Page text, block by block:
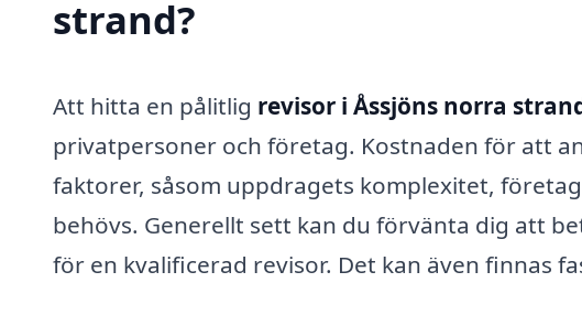
strand?
Att hitta en pålitlig revisor i Åssjöns norra
privatpersoner och företag. Kostnaden för att
faktorer, såsom uppdragets komplexitet,
behövs. Generellt sett kan du förvänta dig att
för en kvalificerad revisor. Det kan även finnas